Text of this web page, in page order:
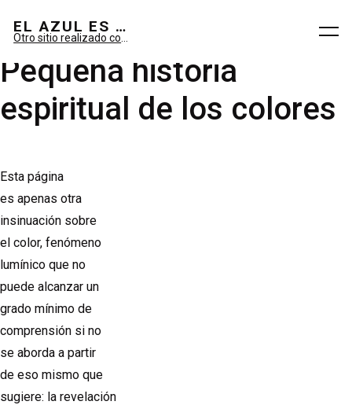
EL AZUL ES SUEÑO; EL VERDE ES IMAGINARIO
Pequeña historia
espiritual de los colores
Esta página
es apenas otra
insinuación sobre
el color, fenómeno
lumínico que no
puede alcanzar un
grado mínimo de
comprensión si no
se aborda a partir
de eso mismo que
sugiere: la revelación